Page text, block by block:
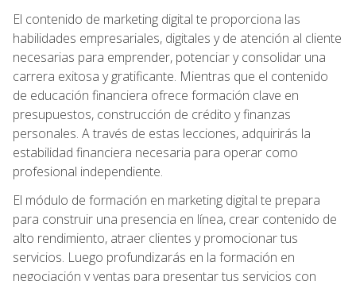
El contenido de marketing digital te proporciona las
habilidades empresariales, digitales y de atención al cliente
necesarias para emprender, potenciar y consolidar una
carrera exitosa y gratificante. Mientras que el contenido
de educación financiera ofrece formación clave en
presupuestos, construcción de crédito y finanzas
personales. A través de estas lecciones, adquirirás la
estabilidad financiera necesaria para operar como
profesional independiente.
El módulo de formación en marketing digital te prepara
para construir una presencia en línea, crear contenido de
alto rendimiento, atraer clientes y promocionar tus
servicios. Luego profundizarás en la formación en
negociación y ventas para presentar tus servicios con